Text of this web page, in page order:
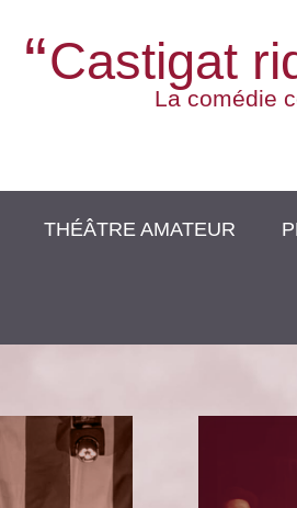
Castigat
La comédie
THÉÂTRE AMATEUR